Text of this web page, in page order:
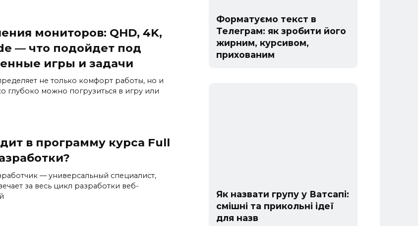
мониторов: QHD, 4K,
— что подойдет под
игры и задачи
не только комфорт работы, но и
глубоко можно погрузиться в игру или
в программу курса Full
— универсальный специалист,
за весь цикл разработки веб-
Форматуємо текст в
Телеграм: як зробити його
жирним, курсивом,
прихованим
Як назвати групу у Ватсапі:
смішні та прикольні ідеї
для назв